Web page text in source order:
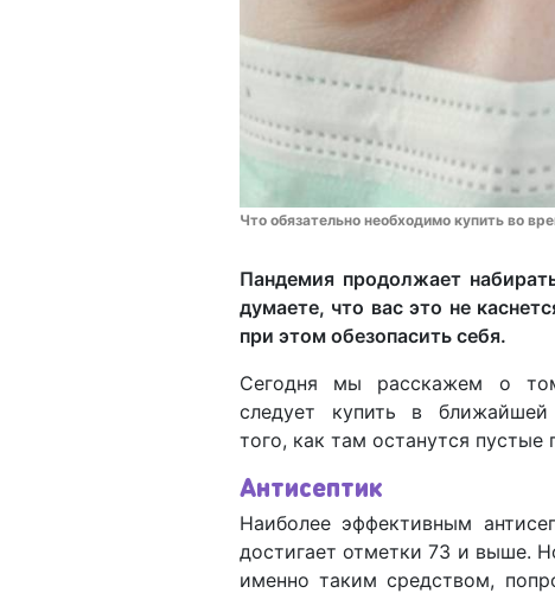
Что обязательно необходимо купить во
Пандемия продолжает
думаете, что вас это не
при этом обезопасить себя.
Сегодня мы расскажем о
следует купить в
того, как там останутся пустые
Антисептик
Наиболее эффективным
достигает отметки 73 и выше.
именно таким средством,